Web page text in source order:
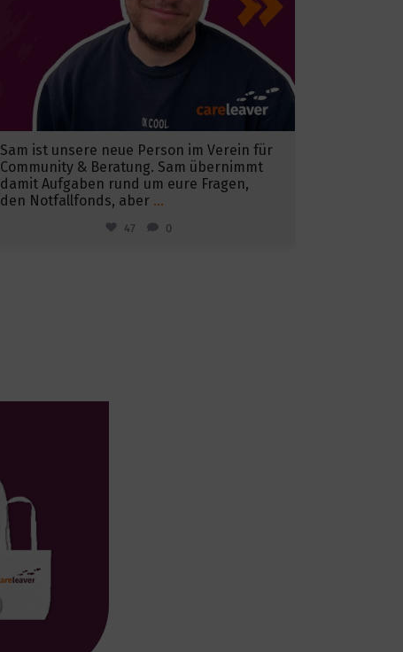
Sam ist unsere neue Person im Verein für
Community & Beratung. Sam übernimmt
damit Aufgaben rund um eure Fragen,
den Notfallfonds, aber ...
47 0